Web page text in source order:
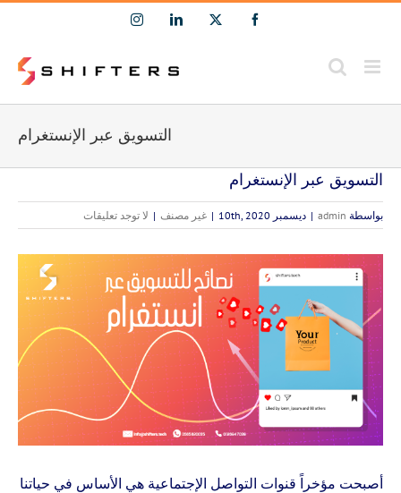
Facebook
X
LinkedIn
Instagram
التسويق عبر الإنستغرام
التسويق عبر الإنستغرام
بواسطة admin
| ديسمبر 10th, 2020 | غير مصنف | لا توجد تعليقات
مشاهدة
صورة
أكبر
أصبحت مؤخراً قنوات التواصل الإجتماعية هي الأساس في حياتنا